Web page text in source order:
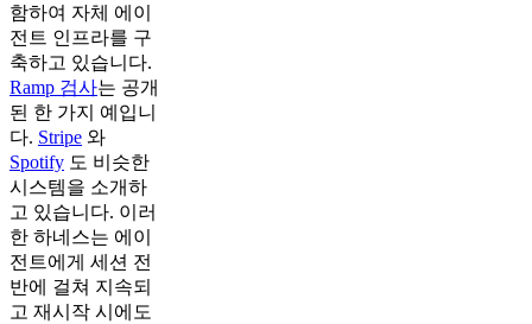
함하여 자체 에이
전트 인프라를 구
축하고 있습니다.
Ramp 검사는 공개
된 한 가지 예입니
다. Stripe 와
Spotify 도 비슷한
시스템을 소개하
고 있습니다. 이러
한 하네스는 에이
전트에게 세션 전
반에 걸쳐 지속되
고 재시작 시에도